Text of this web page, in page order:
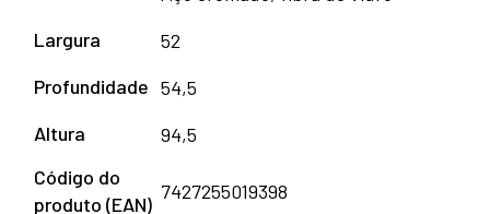
Largura
52
Profundidade 54,5
Altura
94,5
Código do
produto (EAN)
7427255019398